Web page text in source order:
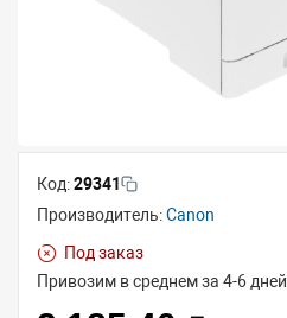
Код:29341
Производитель:Canon
Под заказ
Привозим в среднем за 4-6 дней